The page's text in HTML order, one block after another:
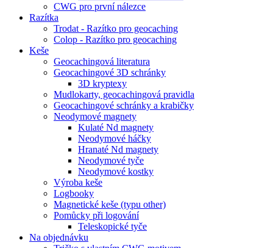
CWG pro první nálezce
Razítka
Trodat - Razítko pro geocaching
Colop - Razítko pro geocaching
Keše
Geocachingová literatura
Geocachingové 3D schránky
3D kryptexy
Mudlokarty, geocachingová pravidla
Geocachingové schránky a krabičky
Neodymové magnety
Kulaté Nd magnety
Neodymové háčky
Hranaté Nd magnety
Neodymové tyče
Neodymové kostky
Výroba keše
Logbooky
Magnetické keše (typu other)
Pomůcky při logování
Teleskopické tyče
Na objednávku